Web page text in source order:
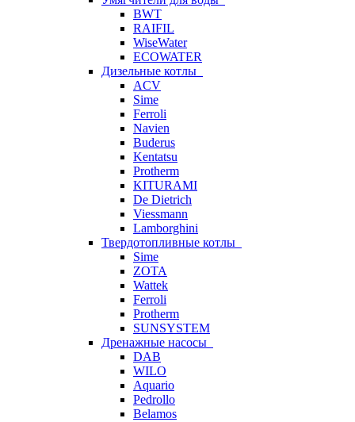
BWT
RAIFIL
WiseWater
ECOWATER
Дизельные котлы
ACV
Sime
Ferroli
Navien
Buderus
Kentatsu
Protherm
KITURAMI
De Dietrich
Viessmann
Lamborghini
Твердотопливные котлы
Sime
ZOTA
Wattek
Ferroli
Protherm
SUNSYSTEM
Дренажные насосы
DAB
WILO
Aquario
Pedrollo
Belamos